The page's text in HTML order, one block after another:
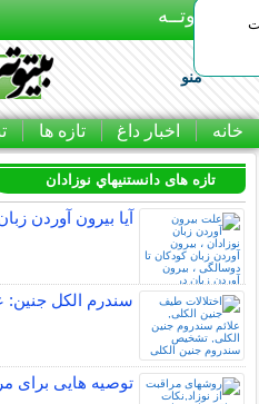
بـیتوتــه
منو
خانه اخبار داغ تازه ها
تازه های دانستنيهاي نوزادان
آیا بیرون آوردن
سندرم الکل جنین:
توصیه هایی برای